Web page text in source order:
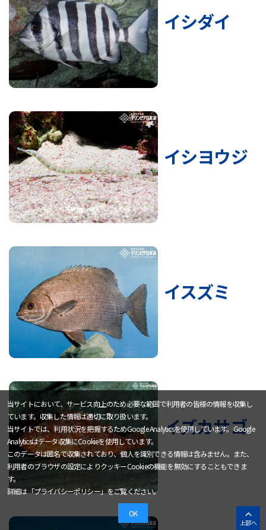
イシダイ
イシヨウジ
イスズミ
イズカサゴ
上部へ
当サイトにおいて、サービス向上のため必要な範囲で利用者の皆様の情報を収集し
ています。収集した情報は適切に取り扱います。
当サイトでは、利用状況を把握するためGoogle Analyticsを使用しています。Google
Analyticsはデータ収集にCookieを使用しています。
このデータは匿名で収集されており、個人を識別できる情報は含みません。また、
利用者のブラウザの設定によりクッキーCookieの機能を無効にすることもできま
す。
詳細は「プライバシーポリシー」をご覧ください。
OK